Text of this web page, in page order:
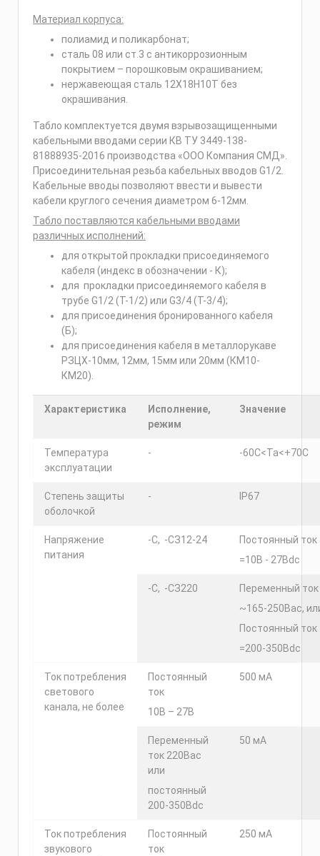
Материал корпуса:
полиамид и поликарбонат;
сталь 08 или ст.3 с антикоррозионным
покрытием – порошковым окрашиванием;
нержавеющая сталь 12Х18Н10Т без
окрашивания.
Табло комплектуется двумя взрывозащищенными
кабельными вводами серии КВ ТУ 3449-138-
81888935-2016 производства «ООО Компания СМД».
Присоединительная резьба кабельных вводов G1/2.
Кабельные вводы позволяют ввести и вывести
кабели круглого сечения диаметром 6-12мм.
Табло поставляются кабельными вводами
различных исполнений:
для открытой прокладки присоединяемого
кабеля (индекс в обозначении - К);
для прокладки присоединяемого кабеля в
трубе G1/2 (Т-1/2) или G3/4 (Т-3/4);
для присоединения бронированного кабеля
(Б);
для присоединения кабеля в металлорукаве
РЗЦХ-10мм, 12мм, 15мм или 20мм (КМ10-
КМ20).
Характеристика
Исполнение,
режим
Значение
Температура
эксплуатации
- -60C<Та<+70C
Степень защиты
оболочкой
- IP67
Напряжение
питания
-С, -СЗ12-24
Постоянный ток
=10В - 27Вdc
-С, -СЗ220
Переменный ток
~165-250Вac,
Постоянный ток
=200-350Вdc
Ток потребления
светового
канала, не более
Постоянный
ток
10В – 27В
500 мА
Переменный
ток 220Вас
или
постоянный
200-350Вdc
50 мА
Ток потребления
звукового
Постоянный
ток
250 мА